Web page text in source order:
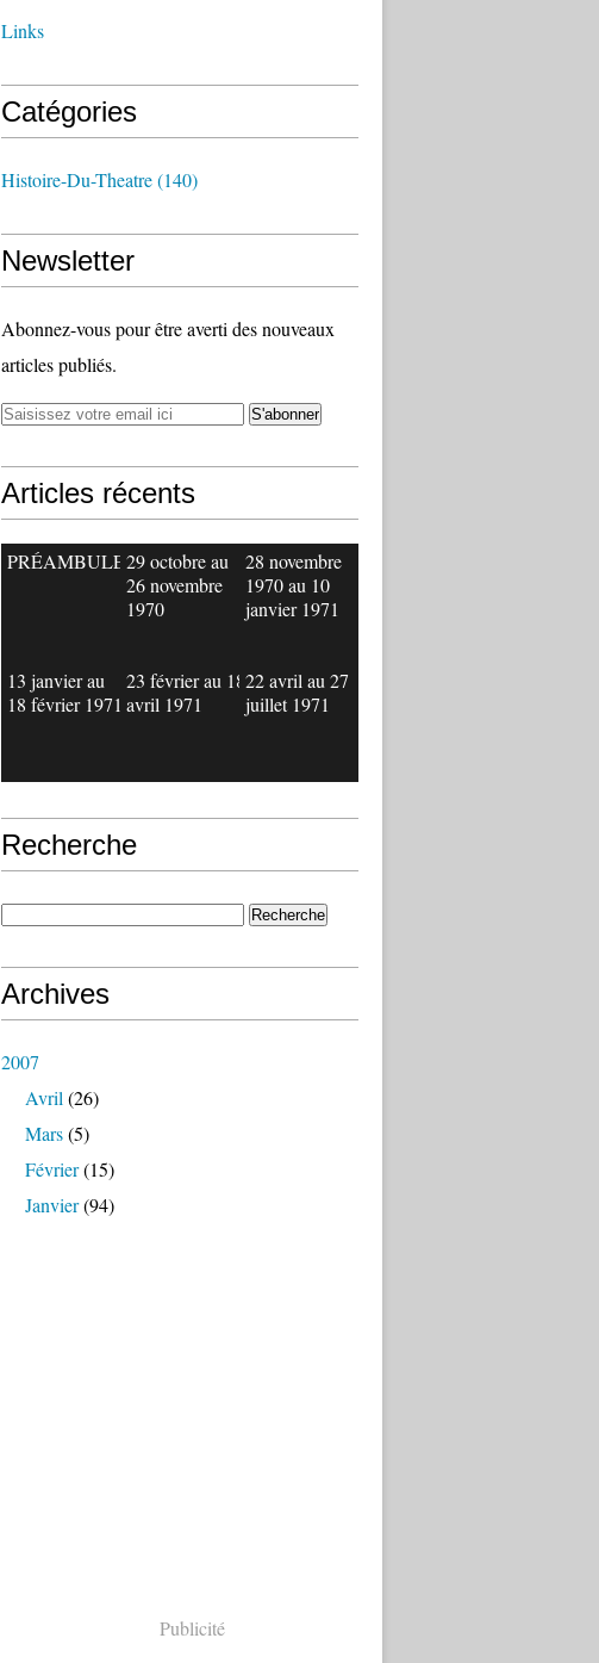
Links
Catégories
Histoire-Du-Theatre(140)
Newsletter
Abonnez-vous pour être averti des nouveaux
articles publiés.
Articles récents
PRÉAMBULE 29 octobre au
26 novembre
1970
28 novembre
1970 au 10
janvier 1971
13 janvier au
18 février 1971
23 février au 18
avril 1971
22 avril au 27
juillet 1971
Recherche
Archives
2007
Avril (26)
Mars(5)
Février(15)
Janvier(94)
Publicité